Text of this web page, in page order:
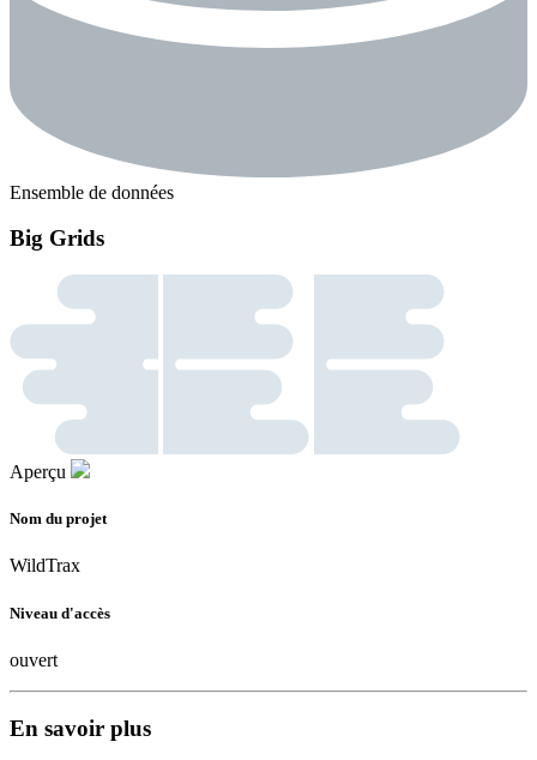
Ensemble de données
Big Grids
Aperçu
Nom du projet
WildTrax
Niveau d'accès
ouvert
En savoir plus